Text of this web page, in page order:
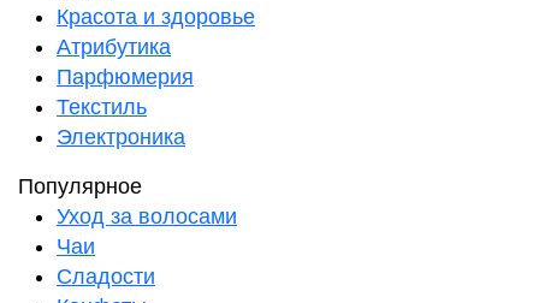
Красота и здоровье
Атрибутика
Парфюмерия
Текстиль
Электроника
Популярное
Уход за волосами
Чаи
Сладости